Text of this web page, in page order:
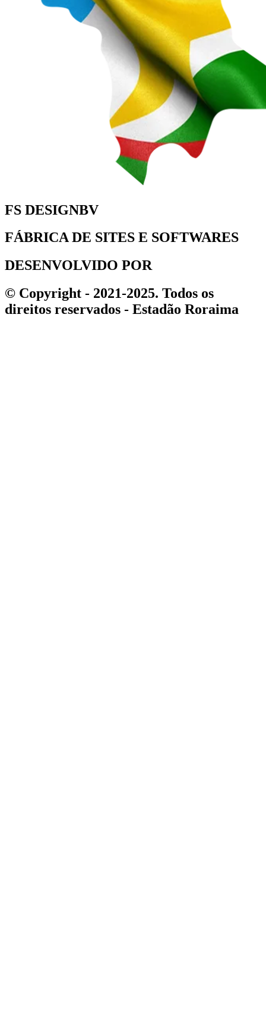
FS DESIGNBV
FÁBRICA DE SITES E SOFTWARES
DESENVOLVIDO POR
© Copyright - 2021-2025. Todos os
direitos reservados - Estadão Roraima